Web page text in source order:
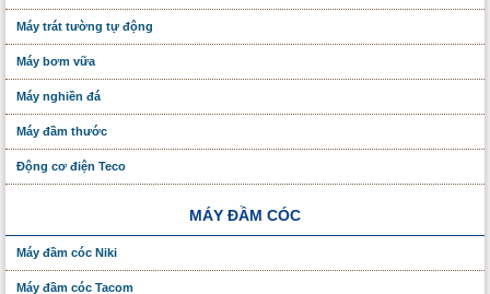
Máy trát tường tự động
Máy bơm vữa
Máy nghiền đá
Máy đầm thước
Động cơ điện Teco
MÁY ĐẦM CÓC
Máy đầm cóc Niki
Máy đầm cóc Tacom